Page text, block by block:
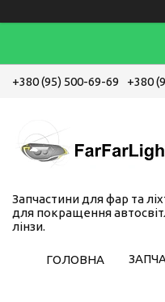
+380 (95) 500-69-69 +380
Запчастини для фар та
для покращення
лінзи.
ГОЛОВНА